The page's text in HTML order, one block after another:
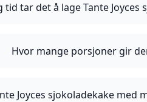
tid tar det å lage Tante Joyces
Hvor mange porsjoner gir
Joyces sjokoladekake med